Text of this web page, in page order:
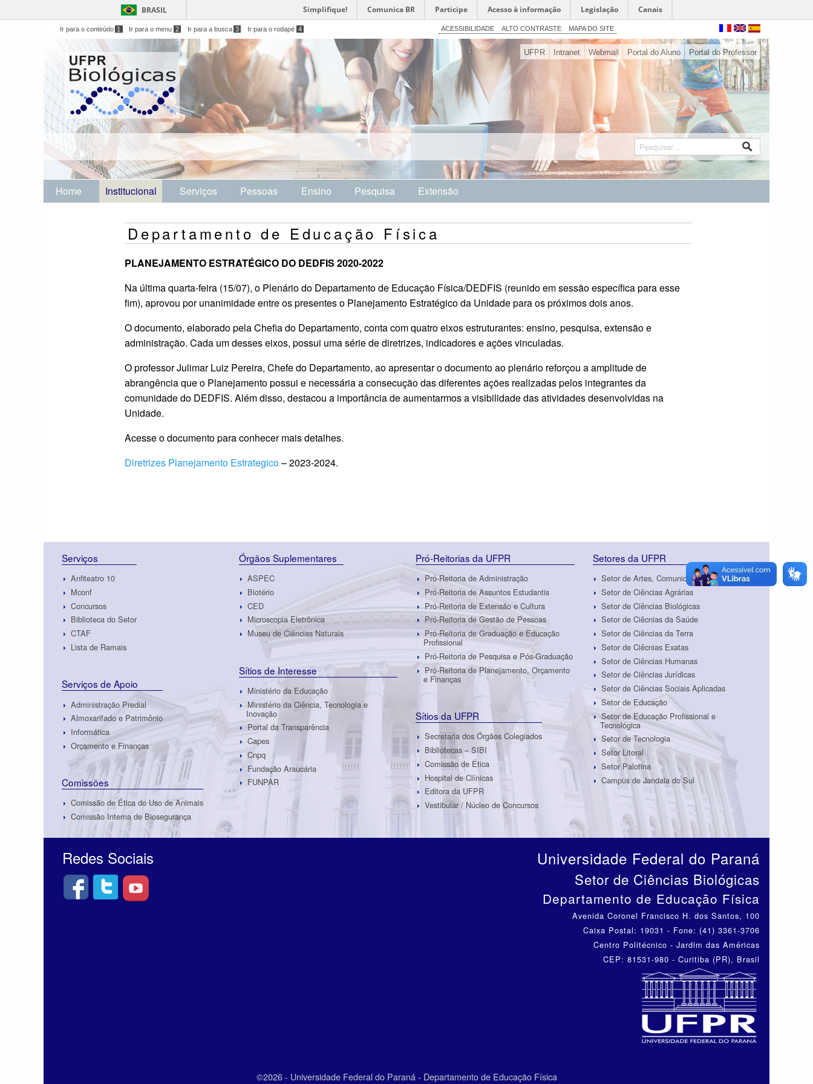
BRASIL Simplifique! Comunica BR Participe Acesso à informação Legislação Canais
Ir para o conteúdo 1 Ir para o menu 2 Ir para a busca 3 Ir para o rodapé 4 ACESSIBILIDADE ALTO CONTRASTE MAPA DO SITE
UFPR Intranet Webmail Portal do Aluno Portal do Professor
Home Institucional Serviços Pessoas Ensino Pesquisa Extensão
Departamento de Educação Física
PLANEJAMENTO ESTRATÉGICO DO DEDFIS 2020-2022
Na última quarta-feira (15/07), o Plenário do Departamento de Educação Física/DEDFIS (reunido em sessão específica para esse
fim), aprovou por unanimidade entre os presentes o Planejamento Estratégico da Unidade para os próximos dois anos.
O documento, elaborado pela Chefia do Departamento, conta com quatro eixos estruturantes: ensino, pesquisa, extensão e
administração. Cada um desses eixos, possui uma série de diretrizes, indicadores e ações vinculadas.
O professor Julimar Luiz Pereira, Chefe do Departamento, ao apresentar o documento ao plenário reforçou a amplitude de
abrangência que o Planejamento possui e necessária a consecução das diferentes ações realizadas pelos integrantes da
comunidade do DEDFIS. Além disso, destacou a importância de aumentarmos a visibilidade das atividades desenvolvidas na
Unidade.
Acesse o documento para conhecer mais detalhes.
Diretrizes Planejamento Estrategico– 2023-2024.
Serviços
Anfiteatro 10
Mconf
Concursos
Biblioteca do Setor
CTAF
Lista de Ramais
Serviços de Apoio
Administração Predial
Almoxarifado e Patrimônio
Informática
Orçamento e Finanças
Comissões
Comissão de Ética do Uso de Animais
Comissão Interna de Biosegurança
Órgãos Suplementares
ASPEC
Biotério
CED
Microscopia Eletrônica
Museu de Ciências Naturais
Sítios de Interesse
Ministério da Educação
Ministério da Ciência, Tecnologia e
Inovação
Portal da Transparência
Capes
Cnpq
Fundação Araucária
FUNPAR
Pró-Reitorias da UFPR
Pró-Reitoria de Administração
Pró-Reitoria de Assuntos Estudantis
Pró-Reitoria de Extensão e Cultura
Pró-Reitoria de Gestão de Pessoas
Pró-Reitoria de Graduação e Educação
Profissional
Pró-Reitoria de Pesquisa e Pós-Graduação
Pró-Reitoria de Planejamento, Orçamento
e Finanças
Sítios da UFPR
Secretaria dos Órgãos Colegiados
Bibliotecas – SIBI
Comissão de Ética
Hospital de Clínicas
Editora da UFPR
Vestibular / Núcleo de Concursos
Setores da UFPR
Setor de Artes, Comunicação e Design
Setor de Ciências Agrárias
Setor de Ciências Biológicas
Setor de Ciêcnias da Saúde
Setor de Ciências da Terra
Setor de Ciêcnias Exatas
Setor de Ciências Humanas
Setor de Ciências Jurídicas
Setor de Ciências Sociais Aplicadas
Setor de Educação
Setor de Educação Profissional e
Tecnológica
Setor de Tecnologia
Setor Litoral
Setor Palotina
Campus de Jandaia do Sul
Redes Sociais Universidade Federal do Paraná
Setor de Ciências Biológicas
Departamento de Educação Física
Avenida Coronel Francisco H. dos Santos, 100
Caixa Postal: 19031 - Fone: (41) 3361-3706
Centro Politécnico - Jardim das Américas
CEP: 81531-980 - Curitiba (PR), Brasil
©2026 - Universidade Federal do Paraná - Departamento de Educação Física